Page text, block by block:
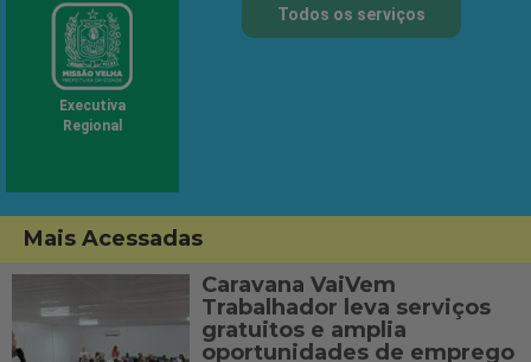
Executiva
Regional
Todos os serviços
Mais Acessadas
Caravana VaiVem
Trabalhador leva serviços
gratuitos e amplia
oportunidades de emprego